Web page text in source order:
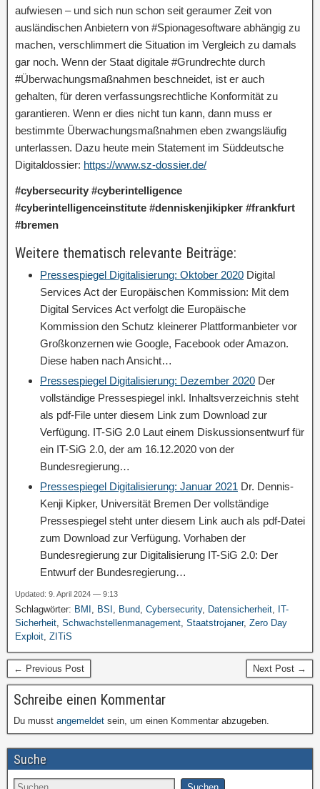
aufwiesen – und sich nun schon seit geraumer Zeit von
ausländischen Anbietern von #Spionagesoftware abhängig zu
machen, verschlimmert die Situation im Vergleich zu damals
gar noch. Wenn der Staat digitale #Grundrechte durch
#Überwachungsmaßnahmen beschneidet, ist er auch
gehalten, für deren verfassungsrechtliche Konformität zu
garantieren. Wenn er dies nicht tun kann, dann muss er
bestimmte Überwachungsmaßnahmen eben zwangsläufig
unterlassen. Dazu heute mein Statement im Süddeutsche
Digitaldossier: https://www.sz-dossier.de/
#cybersecurity #cyberintelligence
#cyberintelligenceinstitute #denniskenjikipker #frankfurt
#bremen
Weitere thematisch relevante Beiträge:
Pressespiegel Digitalisierung: Oktober 2020 Digital
Services Act der Europäischen Kommission: Mit dem
Digital Services Act verfolgt die Europäische
Kommission den Schutz kleinerer Plattformanbieter vor
Großkonzernen wie Google, Facebook oder Amazon.
Diese haben nach Ansicht…
Pressespiegel Digitalisierung: Dezember 2020 Der
vollständige Pressespiegel inkl. Inhaltsverzeichnis steht
als pdf-File unter diesem Link zum Download zur
Verfügung. IT-SiG 2.0 Laut einem Diskussionsentwurf für
ein IT-SiG 2.0, der am 16.12.2020 von der
Bundesregierung…
Pressespiegel Digitalisierung: Januar 2021 Dr. Dennis-
Kenji Kipker, Universität Bremen Der vollständige
Pressespiegel steht unter diesem Link auch als pdf-Datei
zum Download zur Verfügung. Vorhaben der
Bundesregierung zur Digitalisierung IT-SiG 2.0: Der
Entwurf der Bundesregierung…
Updated: 9. April 2024 — 9:13
Schlagwörter: BMI , BSI , Bund, Cybersecurity, Datensicherheit, IT-
Sicherheit, Schwachstellenmanagement, Staatstrojaner, Zero Day
Exploit, ZITiS
← Previous Post Next Post →
Schreibe einen Kommentar
Du musst angemeldet sein, um einen Kommentar abzugeben.
Suche